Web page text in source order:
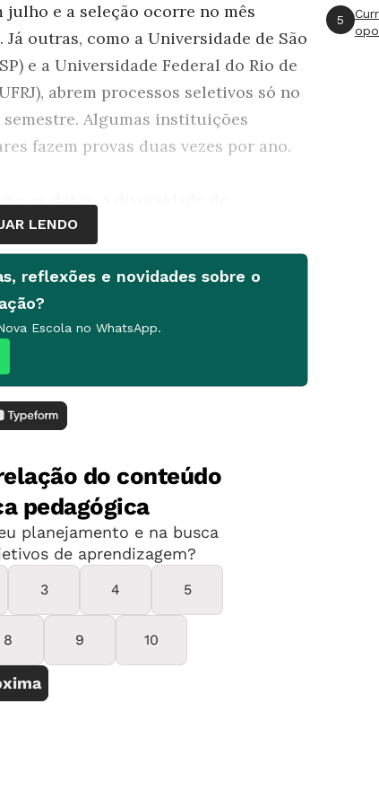
julho e a seleção ocorre no mês
Já outras, como a Universidade de São
e a Universidade Federal do Rio de
abrem processos seletivos só no
Algumas instituições
fazem provas duas vezes por ano.
as datas, a diversidade de
oferecidos também é grande. Os
os mais procurados, por serem mais
de um a dois anos. Aí se inclui a
o nível mais básico da pós, que
mesma área da graduação ou outra
pelo menos 360 horas-aula.
de pós-graduação stricto sensu -
de Aperfeiçoamento de Pessoal
Superior (Capes) - são em nível de
e doutorado. O primeiro pode ser
ou acadêmico e dura pelo menos
dedicação. O doutorado,
a formação de pesquisadores e
universitários, dura até cinco anos
LENDO
reflexões e novidades sobre o
Escola no WhatsApp.
5